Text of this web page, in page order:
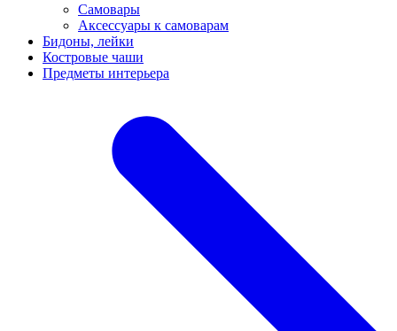
Самовары
Аксессуары к самоварам
Бидоны, лейки
Костровые чаши
Предметы интерьера